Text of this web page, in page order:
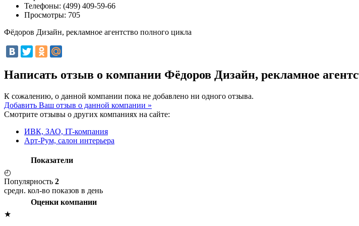
Телефоны: (499) 409-59-66
Просмотры: 705
Фёдоров Дизайн, рекламное агентство полного цикла
Написать отзыв о компании Фёдоров Дизайн, рекламное
К сожалению, о данной компании пока не добавлено ни одного отзыва.
Добавить Ваш отзыв о данной компании »
Смотрите отзывы о других компаниях на сайте:
ИВК, ЗАО, IT-компания
Арт-Рум, салон интерьера
Показатели
◴
Популярность 2
средн. кол-во показов в день
Оценки компании
★